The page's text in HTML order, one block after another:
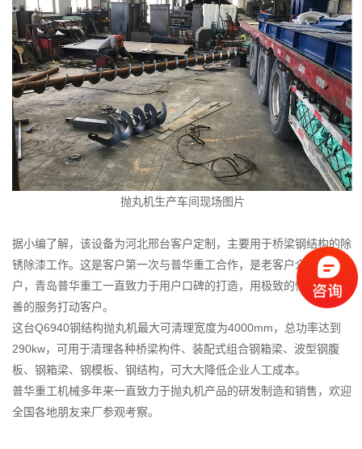
抛丸机生产车间现场图片
据小编了解，该设备为河北邢台客户定制，主要用于桥梁钢结构的除
锈除漆工作。这是客户第一次与普华重工合作，是老客户介绍的新客
户，青岛普华重工一直致力于用户口碑的打造，用极致的性价比和完
善的服务打动客户。
这台Q6940钢结构抛丸机最大可清理宽度为4000mm，总功率达到
290kw，可用于清理各种桥梁构件、装配式组合钢箱梁、波型钢腹
板、钢箱梁、钢模板、钢结构，可大大降低企业人工成本。
普华重工机械多年来一直致力于抛丸机产品的研发制造和销售，欢迎
全国各地朋友来厂参观考察。